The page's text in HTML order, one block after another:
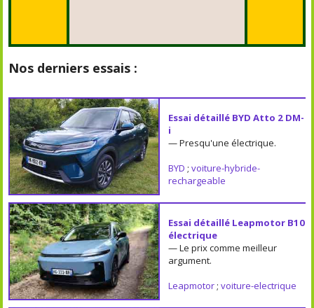
Nos derniers essais :
Essai détaillé BYD Atto 2 DM-
i
— Presqu'une électrique.
BYD ; voiture-hybride-
rechargeable
Essai détaillé Leapmotor B10
électrique
— Le prix comme meilleur
argument.
Leapmotor; voiture-electrique